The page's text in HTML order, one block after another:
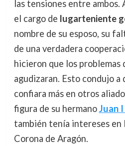
las tensiones entre ambos.
el cargo de lugarteniente
nombre de su esposo, su
de una verdadera
hicieron que los problemas
agudizaran. Esto condujo a
confiara más en otros
figura de su hermanoJuan
también tenía intereses en
Corona de Aragón.